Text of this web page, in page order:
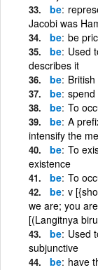
be
Jacobi was
be be
be Used
describes it
be
be
be To
be A
intensify the
be To
existence
be To
be v
we are; you
[(Langitnya
be Used
subjunctive
be have